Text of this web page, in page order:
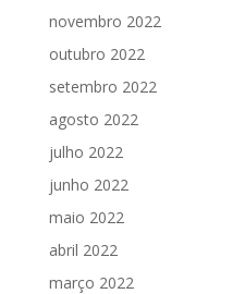
novembro 2022
outubro 2022
setembro 2022
agosto 2022
julho 2022
junho 2022
maio 2022
abril 2022
março 2022